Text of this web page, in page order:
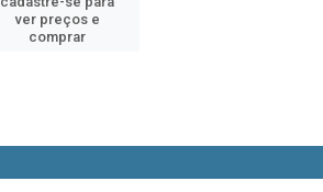
ver preços e
comprar